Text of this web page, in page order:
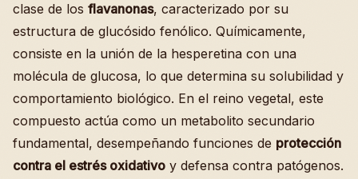
clase de los flavanonas, caracterizado por su
estructura de glucósido fenólico. Químicamente,
consiste en la unión de la hesperetina con una
molécula de glucosa, lo que determina su solubilidad y
comportamiento biológico. En el reino vegetal, este
compuesto actúa como un metabolito secundario
fundamental, desempeñando funciones de protección
contra el estrés oxidativo y defensa contra patógenos.